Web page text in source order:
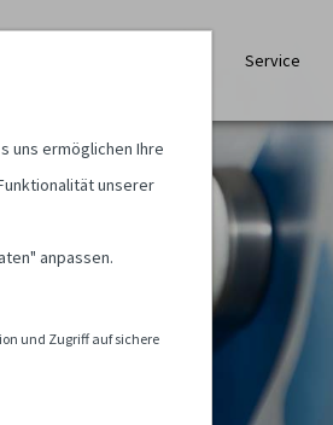
Service
uns ermöglichen Ihre
unserer
anpassen.
und Zugriff auf sichere